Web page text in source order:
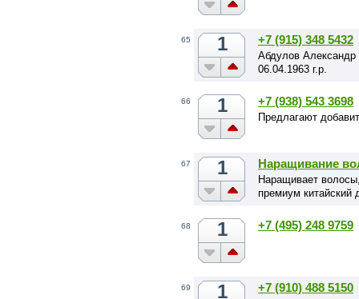
65 1 +7 (915) 348 5432
Абдулов
06.04.1963 г.р.
66 1 +7 (938) 543 3698
Предлагают
67 1 Наращивание
Наращивает
премиум китайский
68 1 +7 (495) 248 9759
69 1 +7 (910) 488 5150